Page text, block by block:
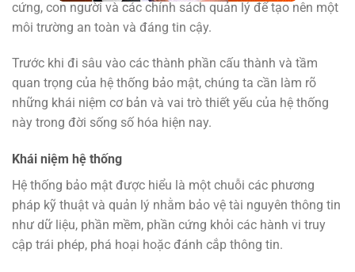
cứng, con người và các chính sách quản lý để tạo nên một
môi trường an toàn và đáng tin cậy.
Trước khi đi sâu vào các thành phần cấu thành và tầm
quan trọng của hệ thống bảo mật, chúng ta cần làm rõ
những khái niệm cơ bản và vai trò thiết yếu của hệ thống
này trong đời sống số hóa hiện nay.
Khái niệm hệ thống
Hệ thống bảo mật được hiểu là một chuỗi các phương
pháp kỹ thuật và quản lý nhằm bảo vệ tài nguyên thông tin
như dữ liệu, phần mềm, phần cứng khỏi các hành vi truy
cập trái phép, phá hoại hoặc đánh cắp thông tin.